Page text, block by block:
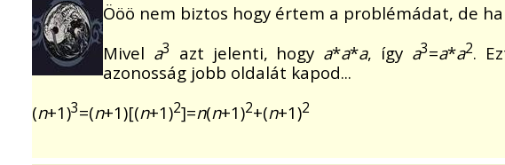
Ööö nem biztos hogy értem a problémádat, de
Mivel a3 azt jelenti, hogy a*a*a, így a3=a*a2.
azonosság jobb oldalát kapod...
(n+1)3=(n+1)[(n+1)2]=n(n+1)2+(n+1)2